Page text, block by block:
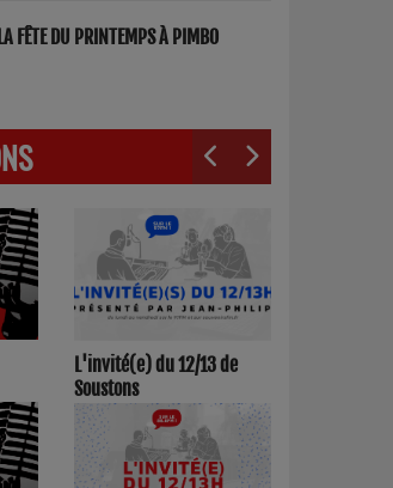
FÊTE DU PRINTEMPS À PIMBO
L'invité(e) du 12/13 de
Soustons